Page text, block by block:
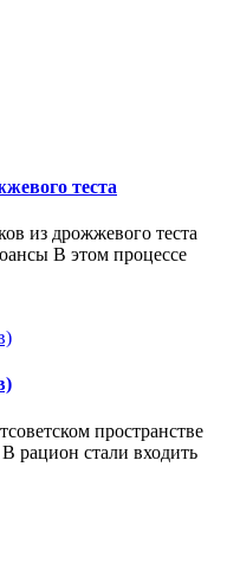
теста
из дрожжевого теста
В этом процессе
пространстве
рацион стали входить